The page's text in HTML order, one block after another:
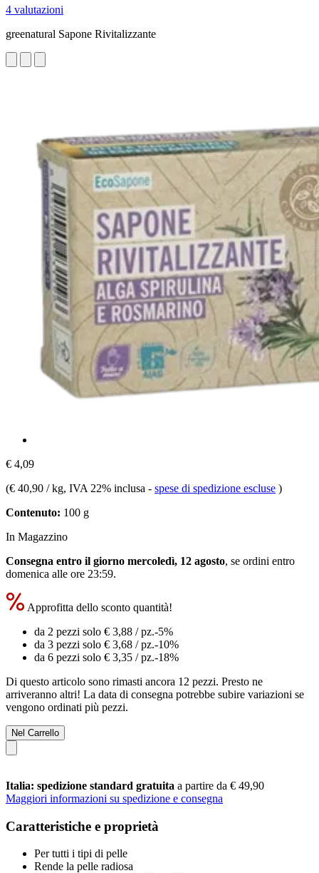
4 valutazioni
greenatural Sapone Rivitalizzante
€ 4,09
(€ 40,90 / kg, IVA 22% inclusa - spese di spedizione escluse )
Contenuto: 100 g
In Magazzino
Consegna entro il giorno mercoledì, 12 agosto, se ordini entro
domenica alle ore 23:59.
Approfitta dello sconto quantità!
da 2 pezzi solo € 3,88 / pz.-5%
da 3 pezzi solo € 3,68 / pz.-10%
da 6 pezzi solo € 3,35 / pz.-18%
Di questo articolo sono rimasti ancora 12 pezzi. Presto ne
arriveranno altri! La data di consegna potrebbe subire variazioni se
vengono ordinati più pezzi.
Nel Carrello
Italia: spedizione standard gratuita a partire da € 49,90
Maggiori informazioni su spedizione e consegna
Caratteristiche e proprietà
Per tutti i tipi di pelle
Rende la pelle radiosa